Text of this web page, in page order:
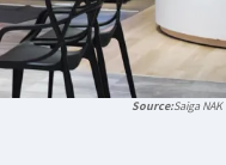
Saiga NAK